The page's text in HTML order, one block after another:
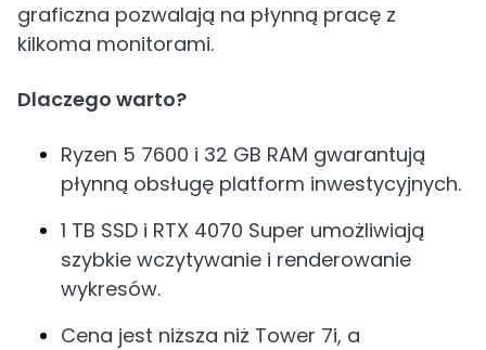
graficzna pozwalają na płynną pracę z
kilkoma monitorami.
Dlaczego warto?
Ryzen 5 7600 i 32 GB RAM gwarantują
płynną obsługę platform inwestycyjnych.
1 TB SSD i RTX 4070 Super umożliwiają
szybkie wczytywanie i renderowanie
wykresów.
Cena jest niższa niż Tower 7i, a